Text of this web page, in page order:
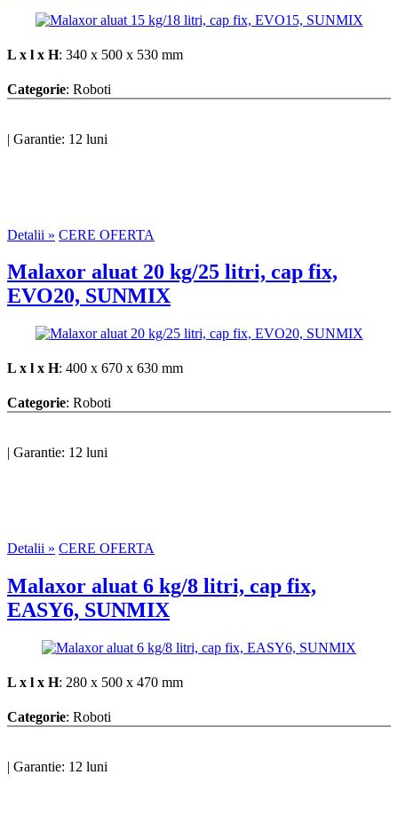
L x l x H: 340 x 500 x 530 mm
Categorie: Roboti
| Garantie: 12 luni
Detalii » CERE OFERTA
Malaxor aluat 20 kg/25 litri, cap fix,
EVO20, SUNMIX
L x l x H: 400 x 670 x 630 mm
Categorie: Roboti
| Garantie: 12 luni
Detalii » CERE OFERTA
Malaxor aluat 6 kg/8 litri, cap fix,
EASY6, SUNMIX
L x l x H: 280 x 500 x 470 mm
Categorie: Roboti
| Garantie: 12 luni